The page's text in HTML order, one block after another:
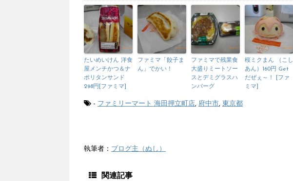
たいめいけん 洋食
屋メンチかつ＆ナ
ポリタンサンド
298円[ファミマ]
ファミマ「餃子ま
ん」でかい！
ファミマで残業食
大盛りミートソー
スとデミグラスハ
ンバーグ
桜ミクまん （こし
あん）160円 Get
だぜぇ～！ [ファ
ミマ]
- ファミリーマート 海田押立町店, 府中市, 東京都
執筆者： ブログ主（ぬし）
関連記事